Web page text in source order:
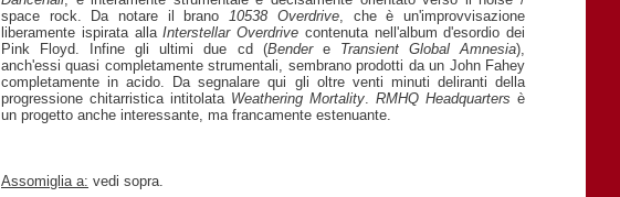
space rock. Da notare il brano
10538 Overdrive, che è un'improvvisazione
liberamente ispirata allaInterstellar Overdrive contenuta nell'album d'esordio dei
Pink Floyd. Infine gli ultimi due cd (Bendere Transient Global Amnesia),
anch'essi quasi completamente strumentali, sembrano prodotti da un John Fahey
completamente in acido. Da segnalare qui gli oltre venti minuti deliranti della
progressione chitarristica intitolata Weathering Mortality RMHQ Headquarters è
un progetto anche interessante, ma francamente estenuante.
Assomiglia a: vedi sopra.